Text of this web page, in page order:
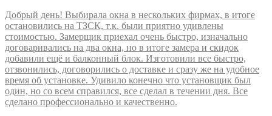
Добрый день! Выбирала окна в нескольких фирмах, в итоге
остановились на ТЗСК, т.к. были приятно удивлены
стоимостью. Замерщик приехал очень быстро, изначально
договаривались на два окна, но в итоге замера и скидок
добавили ещё и балконный блок. Изготовили все быстро,
отзвонились, договорились о доставке и сразу же на удобное
время об установке. Удивило конечно что установщик был
один, но со всем справился, все сделал в течении дня. Все
сделано профессионально и качественно.